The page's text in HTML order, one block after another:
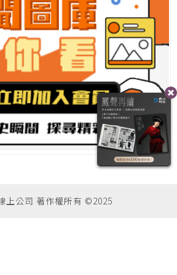
上公司 著作權所有 ©2025